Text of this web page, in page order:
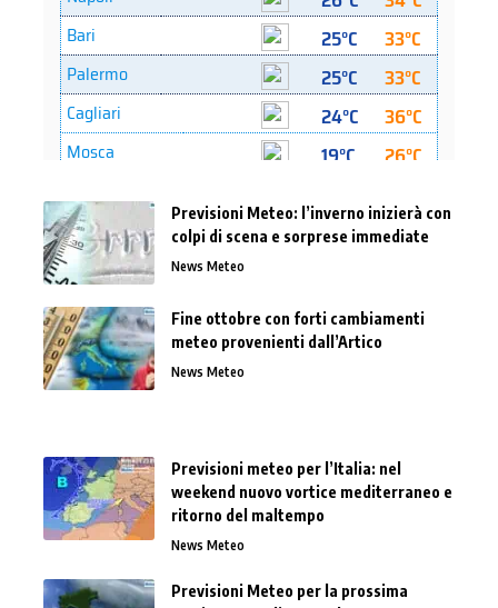
Previsioni Meteo: l’inverno inizierà con
colpi di scena e sorprese immediate
News Meteo
Fine ottobre con forti cambiamenti
meteo provenienti dall’Artico
News Meteo
Previsioni meteo per l’Italia: nel
weekend nuovo vortice mediterraneo e
ritorno del maltempo
News Meteo
Previsioni Meteo per la prossima